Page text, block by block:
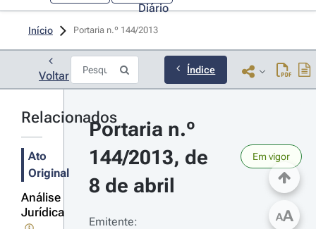
Diário
Início Portaria n.º 144/2013
Voltar Índice
Relacionados
Ato
Original
Análise
Jurídica
Portaria n.º
144/2013, de
8 de abril
Em vigor
Emitente:
AA